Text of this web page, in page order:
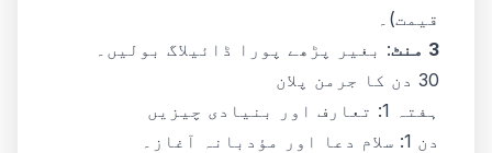
قیمت)۔
3 منٹ
: بغیر پڑھے پورا ڈائیلاگ بولیں۔
30 دن کا جرمن پلان
ہفتہ 1: تعارف اور بنیادی چیزیں
دن 1: سلام دعا اور مؤدبانہ آغاز۔